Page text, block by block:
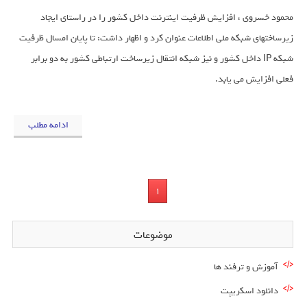
محمود خسروی ، افزایش ظرفیت اینترنت داخل کشور را در راستای ایجاد
زیرساختهای شبکه ملی اطلاعات عنوان کرد و اظهار داشت: تا پایان امسال ظرفیت
شبکه IP داخل کشور و نیز شبکه انتقال زیرساخت ارتباطی کشور به دو برابر
فعلی افزایش می یابد.
ادامه مطلب
1
موضوعات
آموزش و ترفند ها
دانلود اسکریپت